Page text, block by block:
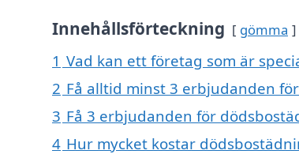
Innehållsförteckning gömma
1 Vad kan ett företag som är
2 Få alltid minst 3 erbjudanden
3 Få 3 erbjudanden för
4 Hur mycket kostar